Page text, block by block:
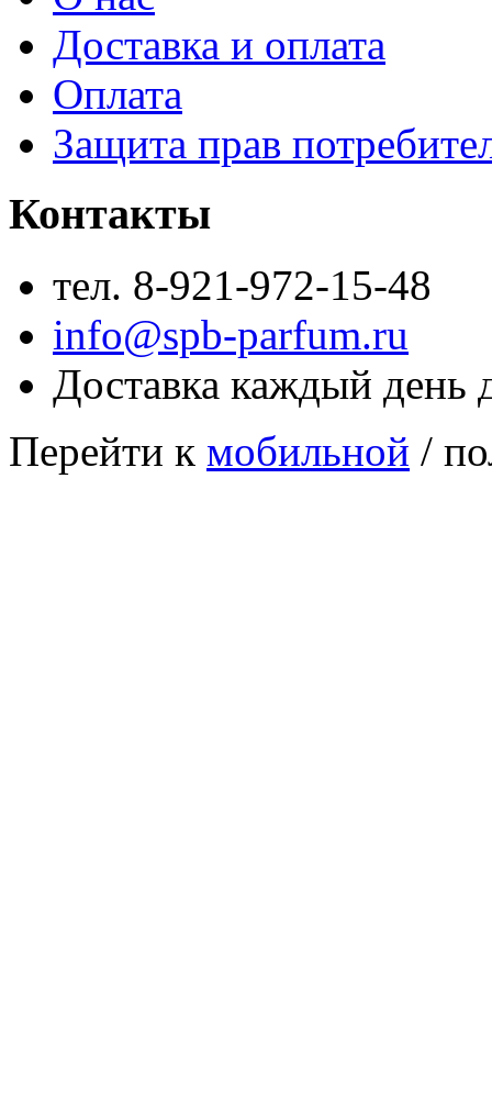
Доставка и оплата
Оплата
Защита прав
Контакты
тел. 8-921-972-15-48
info@spb-parfum.ru
Доставка каждый день
Перейти к мобильной /